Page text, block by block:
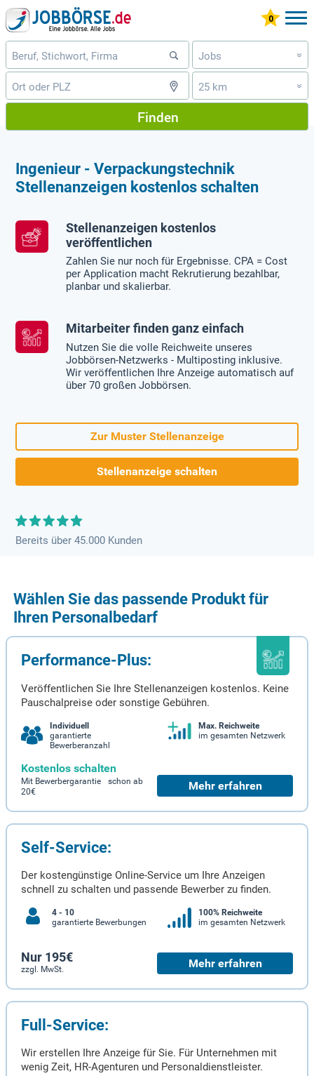
Jobs »
25 km »
Finden
Ingenieur - Verpackungstechnik
Stellenanzeigen kostenlos schalten
Stellenanzeigen kostenlos
veröffentlichen
Zahlen Sie nur noch für Ergebnisse. CPA = Cost
per Application macht Rekrutierung bezahlbar,
planbar und skalierbar.
Mitarbeiter finden ganz einfach
Nutzen Sie die volle Reichweite unseres
Jobbörsen-Netzwerks - Multiposting inklusive.
Wir veröffentlichen Ihre Anzeige automatisch auf
über 70 großen Jobbörsen.
Zur Muster Stellenanzeige
Stellenanzeige schalten
Bereits über 45.000 Kunden
Wählen Sie das passende Produkt für
Ihren Personalbedarf
Performance-Plus:
Veröffentlichen Sie Ihre Stellenanzeigen kostenlos. Keine
Pauschalpreise oder sonstige Gebühren.
Individuell
garantierte
Bewerberanzahl
Max. Reichweite
im gesamten Netzwerk
Kostenlos schalten
Mit Bewerbergarantie schon ab
20€
Mehr erfahren
Self-Service:
Der kostengünstige Online-Service um Ihre Anzeigen
schnell zu schalten und passende Bewerber zu finden.
4 - 10
garantierte Bewerbungen
100% Reichweite
im gesamten Netzwerk
Nur 195€
zzgl. MwSt. Mehr erfahren
Full-Service:
Wir erstellen Ihre Anzeige für Sie. Für Unternehmen mit
wenig Zeit, HR-Agenturen und Personaldienstleister.